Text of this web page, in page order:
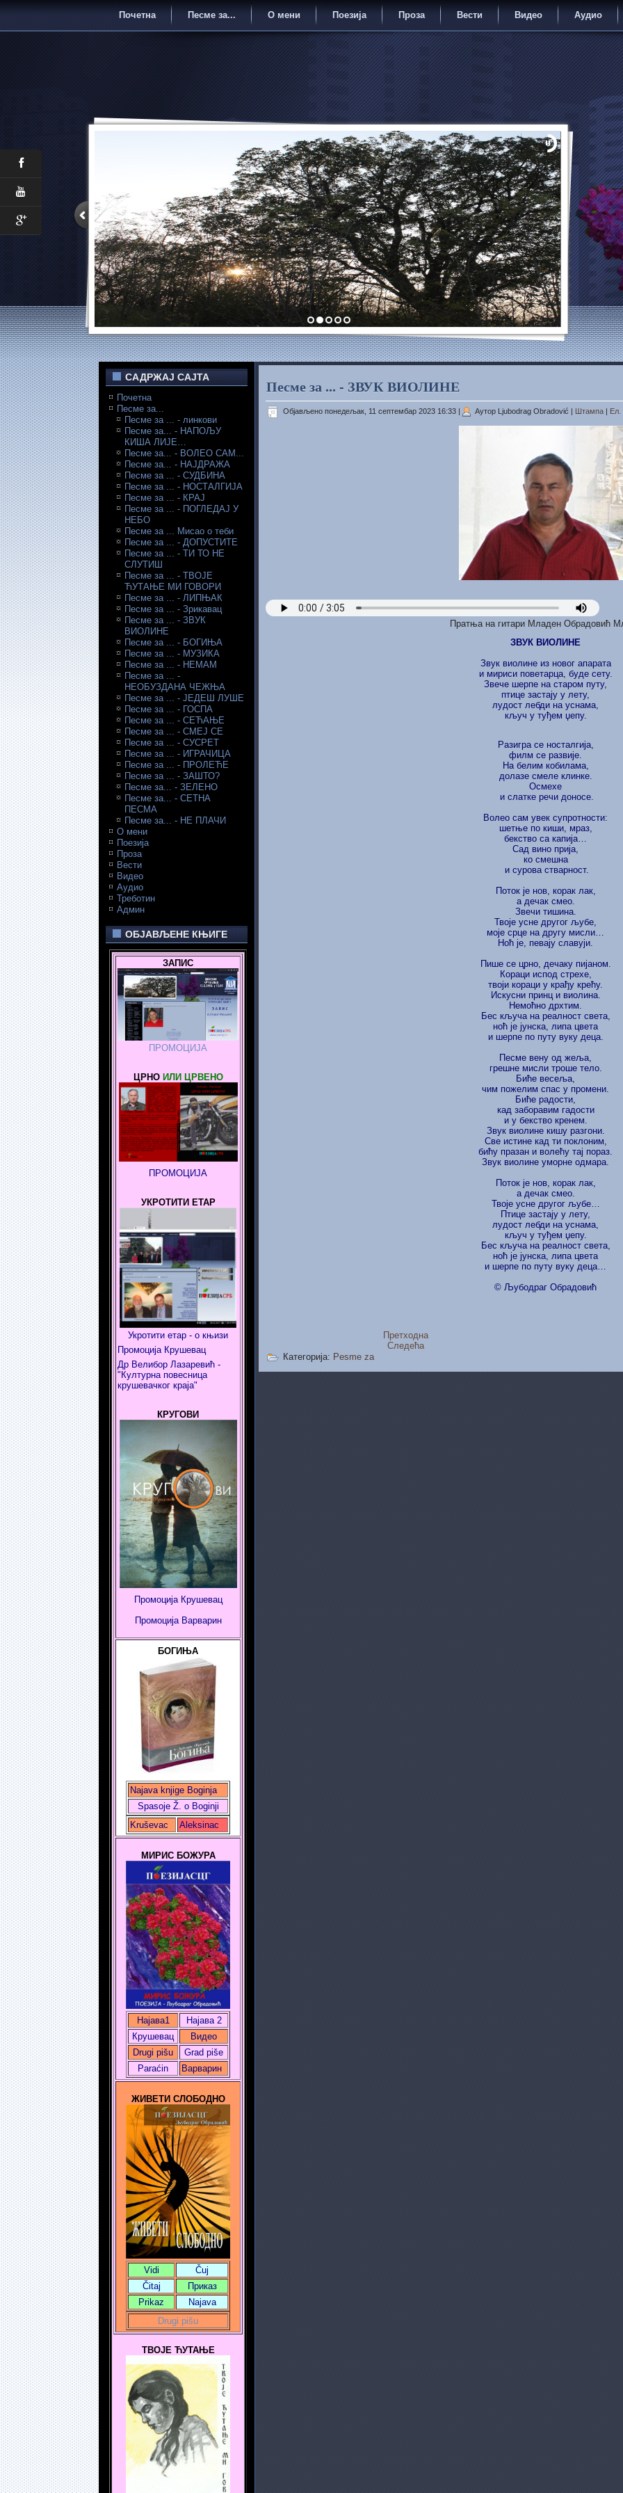
Почетна Песме за... О мени Поезија Проза Вести Видео Аудио
САДРЖАЈ САЈТА
Почетна
Песме за...
Песме за ... - линкови
Песме за... - НАПОЉУ
КИША ЛИЈЕ…
Песме за... - ВОЛЕО САМ...
Песме за... - НАЈДРАЖА
Песме за ... - СУДБИНА
Песме за ... - НОСТАЛГИЈА
Песме за ... - КРАЈ
Песме за ... - ПОГЛЕДАЈ У
НЕБО
Песме за ... Мисао о теби
Песме за ... - ДОПУСТИТЕ
Песме за ... - ТИ ТО НЕ
СЛУТИШ
Песме за ... - ТВОЈЕ
ЋУТАЊЕ МИ ГОВОРИ
Песме за ... - ЛИПЊАК
Песме за ... - Зрикавац
Песме за ... - ЗВУК
ВИОЛИНЕ
Песме за ... - БОГИЊА
Песме за ... - МУЗИКА
Песме за ... - НЕМАМ
Песме за ... -
НЕОБУЗДАНА ЧЕЖЊА
Песме за ... - ЈЕДЕШ ЛУШЕ
Песме за ... - ГОСПА
Песме за ... - СЕЋАЊЕ
Песме за ... - СМЕЈ СЕ
Песме за ... - СУСРЕТ
Песме за ... - ИГРАЧИЦА
Песме за ... - ПРОЛЕЋЕ
Песме за ... - ЗАШТО?
Песме за... - ЗЕЛЕНО
Песме за... - СЕТНА
ПЕСМА
Песме за... - НЕ ПЛАЧИ
О мени
Поезија
Проза
Вести
Видео
Аудио
Треботин
Админ
ОБЈАВЉЕНЕ КЊИГЕ
ЗАПИС
ПРОМОЦИЈА
ЦРНО ИЛИ ЦРВЕНО
ПРОМОЦИЈА
УКРОТИТИ ЕТАР
Укротити етар - о књизи
Промоција Крушевац
Др Велибор Лазаревић -
"Културна повесница
крушевачког краја"
КРУГОВИ
Промоција Крушевац
ПромоцијаВарварин
БОГИЊА
Najava knjige Boginja
Spasoje Ž. o Boginji
Kruševac
Aleksinac
МИРИС БОЖУРА
Најава1
Најава 2
Крушевац
Видео
Drugi pišu
Grad piše
Paraćin
Варварин
ЖИВЕТИ СЛОБОДНО
Vidi
Čuj
Čitaj
Приказ
Prikaz
Najava
Drugi pišu
ТВОЈЕ ЋУТАЊЕ
Песме за ... - ЗВУК ВИОЛИНЕ
Објављено понедељак, 11 септембар 2023 16:33 | Аутор Ljubodrag Obradović | Штампа |
Пратња на гитари Младен Обрадовић
ЗВУК ВИОЛИНЕ
Звук виолине из новог апарата
и мириси поветарца, буде сету.
Звече шерпе на старом путу,
птице застају у лету,
лудост лебди на уснама,
кључ у туђем џепу.
Разигра се носталгија,
филм се рaзвије.
На белим кобилама,
долазе смеле клинке.
Осмехе
и слатке речи доносе.
Волео сам увек супротности:
шетње по киши, мраз,
бекство са капија…
Сад вино прија,
ко смешна
и сурова стварност.
Поток је нов, корак лак,
а дечак смео.
Звечи тишина.
Твоје усне другог љубе,
моје срце на другу мисли…
Ноћ је, певају славуји.
Пише се црно, дечаку пијаном.
Кораци испод стрехе,
твоји кораци у крађу крећу.
Искусни принц и виолина.
Немоћно дрхтим.
Бес кључа на реалност света,
ноћ је јунска, липа цвета
и шерпе по путу вуку деца.
Песме вену од жеља,
грешне мисли троше тело.
Биће весеља,
чим пожелим спас у промени.
Биће радости,
кад заборавим гадости
и у бекство кренем.
Звук виолине кишу разгони.
Све истине кад ти поклоним,
бићу празан и волећу тај пораз.
Звук виолине уморне одмара.
Поток је нов, корак лак,
а дечак смео.
Твоје усне другог љубе…
Птице застају у лету,
лудост лебди на уснама,
кључ у туђем џепу.
Бес кључа на реалност света,
ноћ је јунска, липа цвета
и шерпе по путу вуку деца…
© Љубодраг Обрадовић
Претходна
Следећа
Категорија: Pesme za